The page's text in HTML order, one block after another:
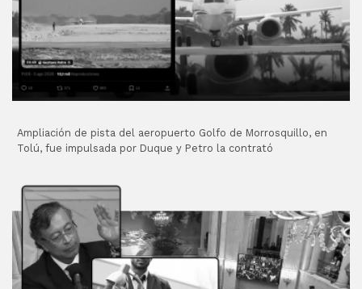
Ampliación de pista del aeropuerto Golfo de Morrosquillo, en
Tolú, fue impulsada por Duque y Petro la contrató